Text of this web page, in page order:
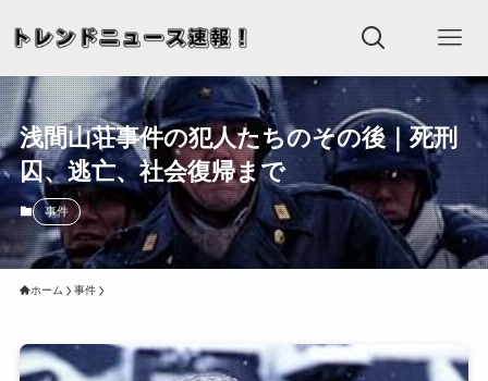
浅間山荘事件の犯人たちのその後｜死刑
囚、逃亡、社会復帰まで
事件
ホーム 事件